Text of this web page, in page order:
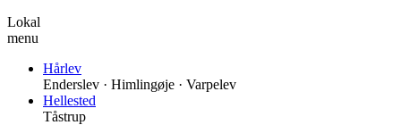
Lokal
menu
Hårlev
Enderslev · Himlingøje · Varpelev
Hellested
Tåstrup